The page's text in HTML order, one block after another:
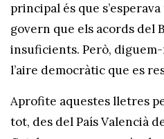
principal és que
govern que els acords del
insuficients. Però,
l’aire democràtic que es
Aprofite aquestes lletres
tot, des del País Valencià